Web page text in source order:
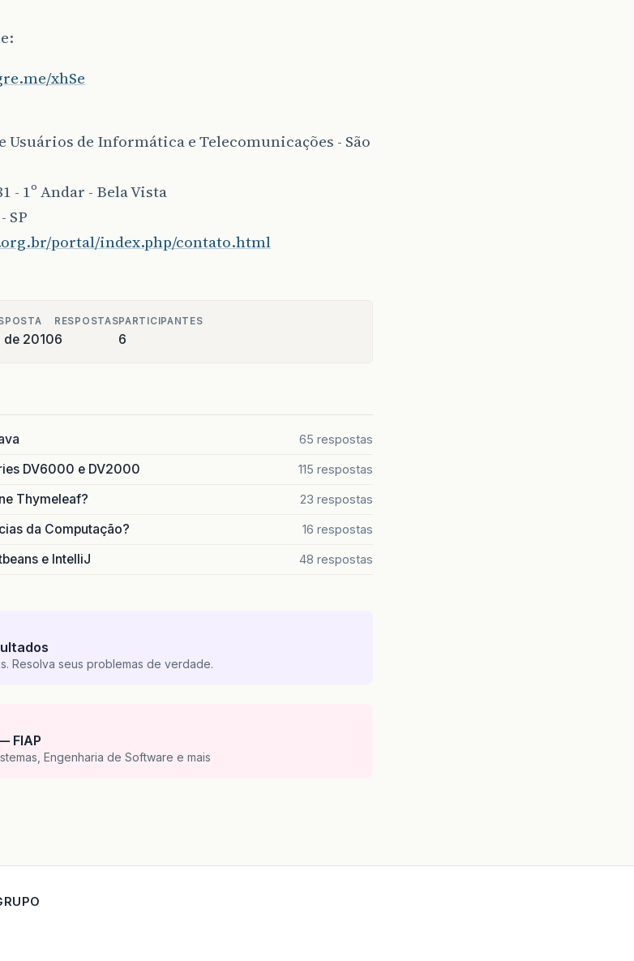
xhSe
Usuários de Informática e Telecomunicações - São
- 1º Andar - Bela Vista
SP
portal/index.php/contato.html
de 2010
RESPOSTAS
6
PARTICIPANTES
6
65 respostas
DV6000 e DV2000 115 respostas
Thymeleaf? 23 respostas
da Computação? 16 respostas
e IntelliJ 48 respostas
Resolva seus problemas de verdade.
FIAP
Engenharia de Software e mais